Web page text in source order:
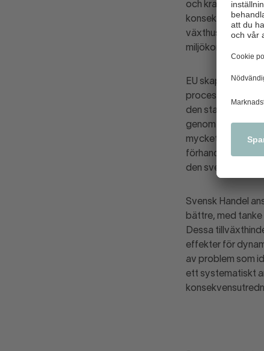
och krav. Svensk
konsekvenser
växthusgaser.
EU skapar inom
processen med
den statliga
genom
mycket viktigt att
förhandlas inom
den svenska
Svensk Handel
bättre, med
Dessa
effekter för
av problem som
ett systematiskt